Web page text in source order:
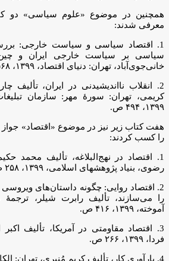
همچنین در موضوع «علوم سیاسی» دو
معرفی شدند:
1. اقتصاد سیاسی و سیاست خارجی:
سیاسی بر سیاست خارجی ایران و
خانی‌جوی‌آباد، تهران: دنیای اقتصاد‫، ۱۳۹۹، ‫۵۶۸ ص.
2. انقلاب نااندیشیدنی در ایران، تألیف
کریمی، تهران: سورۀ مهر: سازمان
۱۳۹۹، ‫۴۹۴ ص.
هفت کتاب زیر نیز در موضوع «اقتصاد» جواز
را کسب کردند:
1. اقتصاد در نهج‌البلاغه، تألیف محمد
رضوی، بنیاد پژوهشهای اسلامی، ۱۳۹۹، ‫۲۵۸ ص.
2. اقتصاد روایی: چگونه داستان‌های
را می‌سازند، تألیف رابرت شیلر، ترجمۀ
آموخته، ‫۱۳۹۹، ‫۴۱۶ ص.
3. اقتصاد مقاومتی در آمریکا، تألیف
فردا‫، ۱۳۹۹، ‫۲۶۶ ص.
4. بارآوری کار، تألیف کریم مُنیری، تهران: الکا، ۱۳۹۹.۳۲۰ ص.